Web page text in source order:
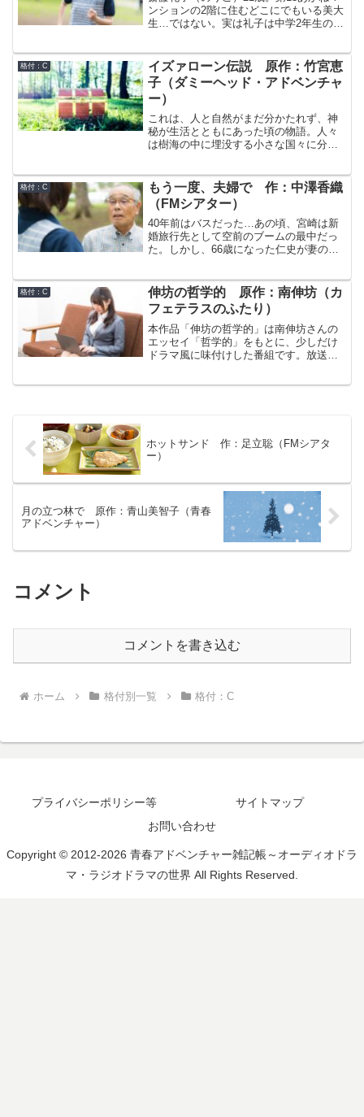
家になら居場所がある、のだろうか。
ンションの2階に住むどこにでもいる美大
生…ではない。実は礼子は中学2年生の時
ていたという特殊な経歴の持ち主だ。今
でも肉体的には女だが精神的には男のま
まだ。そして、彼女の住んでいる第13あ
かねマンションも普通のマンションでは
ない。なぜか良く人が消えるし、部屋の
ドアを開けたら新宿駅のプラットホーム
だったこともあった。そんなある日のこ
と。いつものとおり第13あかねマンショ
窓のすぐ外まで土が盛り上がっているの
に気がつく。また、何か妙なことが始ま
ったらしい…
格付：C
イズァローン伝説 原作：竹宮恵
子（ダミーヘッド・アドベンチャ
ー）
これは、人と自然がまだ分かたれず、神
秘が生活とともにあった頃の物語。人々
は樹海の中に埋没する小さな国々に分か
は、男女どちらでもない両性体として生
を受け、成人するまでに自然に男女に分
かれていくという不思議な体質を持って
いた。そんな王国に生まれたふたりの王
子、王の実子ティオキアと亡くなった兄
王の息子ルキシュ。お互いを尊重し、良
飾る頃から、ふたりの関係には微妙な変
化が生じ始めた。
格付：C
もう一度、夫婦で 作：中澤香織
（FMシアター）
40年前はバスだった…あの頃、宮崎は新
婚旅行先として空前のブームの最中だっ
た。しかし、66歳になった仁史が妻の裕
すんでしまったのは自分たち夫婦なのか
もしれない。今回の旅を企画したのは私
だ。もう一度、夫婦として生きていくこ
とはできるのだろうか。
格付：C
伸坊の哲学的 原作：南伸坊（カ
フェテラスのふたり）
本作品「伸坊の哲学的」は南伸坊さんの
エッセイ「哲学的」をもとに、少しだけ
ドラマ風に味付けした番組です。放送さ
ホットサンド 作：足立聡（FMシアタ
ー）
月の立つ林で 原作：青山美智子（青春
アドベンチャー）
コメント
コメントを書き込む
ホーム 格付別一覧 格付：C
プライバシーポリシー等
サイトマップ
お問い合わせ
Copyright © 2012-2026 青春アドベンチャー雑記帳～オーディオドラ
マ・ラジオドラマの世界 All Rights Reserved.